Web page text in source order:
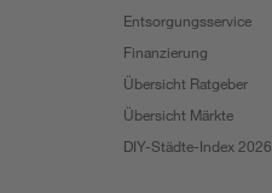
Entsorgungsservice
Finanzierung
Übersicht Ratgeber
Übersicht Märkte
DIY-Städte-Index 2026